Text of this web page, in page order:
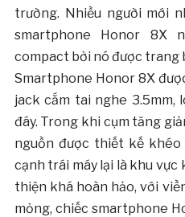
trường. Nhiều người mới
smartphone Honor 8X
compact bởi nó được trang
Smartphone Honor 8X
jack cắm tai nghe 3.5mm,
đáy. Trong khi cụm tăng
nguồn được thiết kế
cạnh trái máy lại là khu vực
thiện khá hoàn hảo, với
mỏng, chiếc smartphone